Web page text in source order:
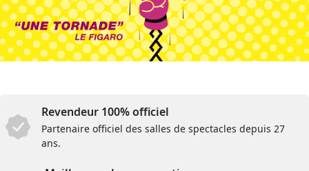
Revendeur 100% officiel
Partenaire officiel des salles de spectacles depuis 27
ans.